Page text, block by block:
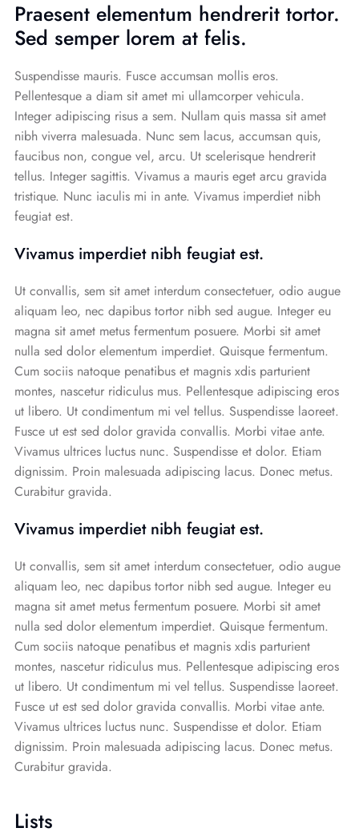
Praesent elementum hendrerit tortor.
Sed semper lorem at felis.
Suspendisse mauris. Fusce accumsan mollis eros.
Pellentesque a diam sit amet mi ullamcorper vehicula.
Integer adipiscing risus a sem. Nullam quis massa sit amet
nibh viverra malesuada. Nunc sem lacus, accumsan quis,
faucibus non, congue vel, arcu. Ut scelerisque hendrerit
tellus. Integer sagittis. Vivamus a mauris eget arcu gravida
tristique. Nunc iaculis mi in ante. Vivamus imperdiet nibh
feugiat est.
Vivamus imperdiet nibh feugiat est.
Ut convallis, sem sit amet interdum consectetuer, odio augue
aliquam leo, nec dapibus tortor nibh sed augue. Integer eu
magna sit amet metus fermentum posuere. Morbi sit amet
nulla sed dolor elementum imperdiet. Quisque fermentum.
Cum sociis natoque penatibus et magnis xdis parturient
montes, nascetur ridiculus mus. Pellentesque adipiscing eros
ut libero. Ut condimentum mi vel tellus. Suspendisse laoreet.
Fusce ut est sed dolor gravida convallis. Morbi vitae ante.
Vivamus ultrices luctus nunc. Suspendisse et dolor. Etiam
dignissim. Proin malesuada adipiscing lacus. Donec metus.
Curabitur gravida.
Vivamus imperdiet nibh feugiat est.
Ut convallis, sem sit amet interdum consectetuer, odio augue
aliquam leo, nec dapibus tortor nibh sed augue. Integer eu
magna sit amet metus fermentum posuere. Morbi sit amet
nulla sed dolor elementum imperdiet. Quisque fermentum.
Cum sociis natoque penatibus et magnis xdis parturient
montes, nascetur ridiculus mus. Pellentesque adipiscing eros
ut libero. Ut condimentum mi vel tellus. Suspendisse laoreet.
Fusce ut est sed dolor gravida convallis. Morbi vitae ante.
Vivamus ultrices luctus nunc. Suspendisse et dolor. Etiam
dignissim. Proin malesuada adipiscing lacus. Donec metus.
Curabitur gravida.
Lists